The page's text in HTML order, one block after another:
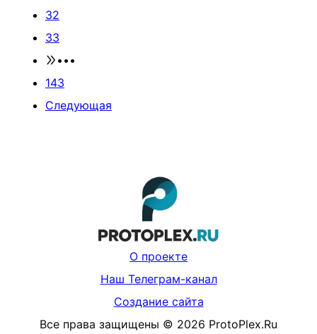
32
33
•••
143
Следующая
О проекте
Наш Телеграм-канал
Создание сайта
Все права защищены © 2026 ProtoPlex.Ru